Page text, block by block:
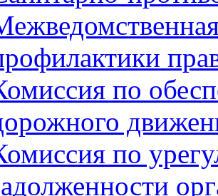
по
по